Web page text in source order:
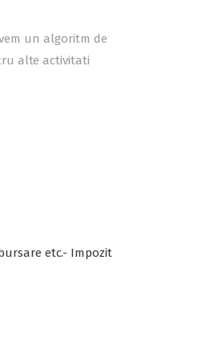
un algoritm de
alte activitati
etc.- Impozit